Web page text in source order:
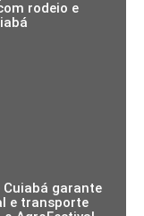
rodeio e
garante
e transporte